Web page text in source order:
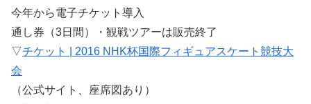
今年から電子チケット導入
通し券（3日間）・観戦ツアーは販売終了
▽チケット | 2016 NHK杯国際フィギュアスケート競技大
会
（公式サイト、座席図あり）